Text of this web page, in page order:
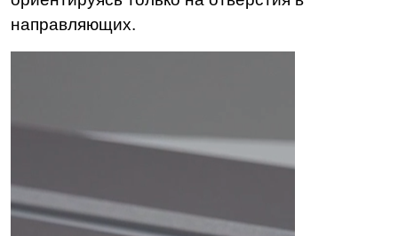
направляющих.